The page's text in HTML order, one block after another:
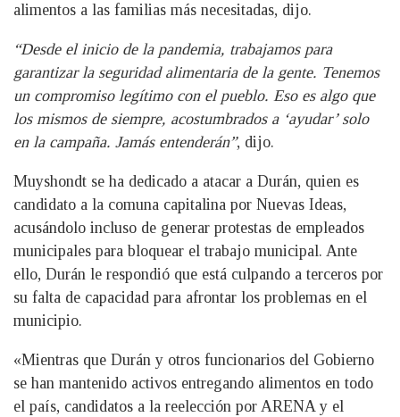
alimentos a las familias más necesitadas, dijo.
“Desde el inicio de la pandemia, trabajamos para
garantizar la seguridad alimentaria de la gente. Tenemos
un compromiso legítimo con el pueblo. Eso es algo que
los mismos de siempre, acostumbrados a ‘ayudar’ solo
en la campaña. Jamás entenderán”, dijo.
Muyshondt se ha dedicado a atacar a Durán, quien es
candidato a la comuna capitalina por Nuevas Ideas,
acusándolo incluso de generar protestas de empleados
municipales para bloquear el trabajo municipal. Ante
ello, Durán le respondió que está culpando a terceros por
su falta de capacidad para afrontar los problemas en el
municipio.
«Mientras que Durán y otros funcionarios del Gobierno
se han mantenido activos entregando alimentos en todo
el país, candidatos a la reelección por ARENA y el